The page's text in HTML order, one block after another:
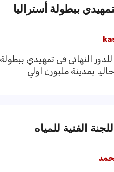
ببطولة أستراليا
النهائي في تمهيدي ببطولة
بمدينة ملبورن اولي
الفنية للمياه